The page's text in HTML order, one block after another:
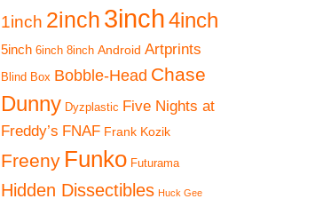
1inch 2inch 3inch4inch
5inch 6inch 8inch Android Artprints
Blind Box Bobble-Head Chase
Dunny Dyzplastic Five Nights at
Freddy’s FNAF Frank Kozik
Freeny Funko Futurama
Hidden Dissectibles Huck Gee